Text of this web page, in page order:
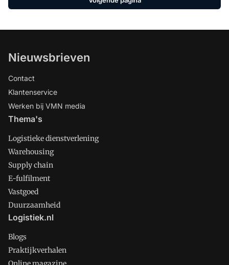
Nieuwsbrieven
Contact
Klantenservice
Werken bij VMN media
Thema's
Logistieke dienstverlening
Warehousing
Supply chain
E-fulfilment
Vastgoed
Duurzaamheid
Logistiek.nl
Blogs
Praktijkverhalen